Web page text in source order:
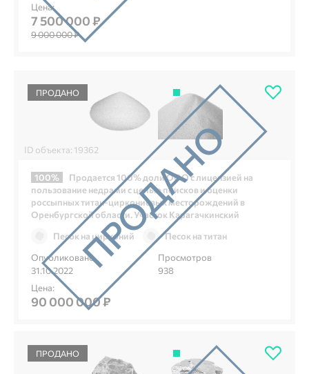
Цена:
7 500 000 ₽
9 000 000 ₽
ПРОДАНО
ID объекта: 19362
100%
Продается 100% доли ООО с лицензией на
пользование недрами с целью поисков и оценки
россыпных титан-циркониевых месторождений в
Оренбургской области. Участок Карагачкинский
Песок на цирконий
Песок на титан
Опубликовано
31.10.2022
Просмотров
938
Цена:
90 000 000 ₽
ПРОДАНО